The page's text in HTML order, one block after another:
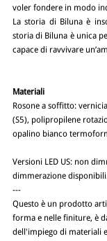
voler fondere in modo
La storia di Biluna è
storia di Biluna è unica
capace di ravvivare
Materiali
Rosone a soffitto:
(S5), polipropilene
opalino bianco
Versioni LED US: non
dimmerazione
---
Questo è un prodotto
forma e nelle finiture, è
dell'impiego di materiali